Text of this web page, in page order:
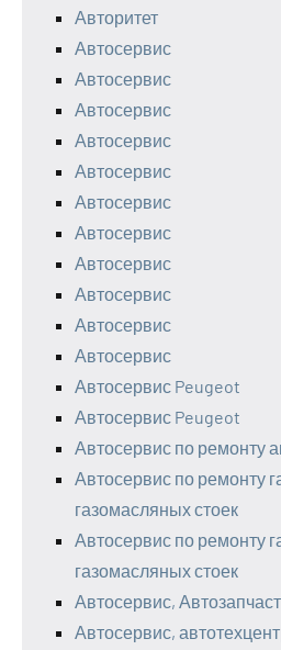
Авторитет
Автосервис
Автосервис
Автосервис
Автосервис
Автосервис
Автосервис
Автосервис
Автосервис
Автосервис
Автосервис
Автосервис
Автосервис Peugeot
Автосервис Peugeot
Автосервис по ремонту
Автосервис по ремонту
газомасляных стоек
Автосервис по ремонту
газомасляных стоек
Автосервис,
Автосервис,